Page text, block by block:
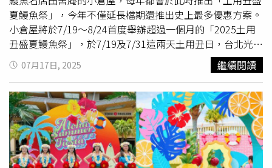
台灣吉豚屋也宣布與即將上映的日本電影《岸邊露伴一動也
不動 懺悔室》攜手合作，凡於8 /1～8/31至全台吉豚屋門市
（桃園機場店除外）不限金額消費，即可獲贈電影早場優惠
券一張，數量有限、贈完為止。
丸」加入了四川辣油、搭配洋蔥沾醬，濃郁滋味十分適合下
酒；「番茄湯和烤起司三明治」則使用酸度較高的番茄打碎
成濃稠熱湯，搭配酥烤過的起司三明治，既可當早午餐也適
合酒後暖胃；若想吃飽一點，不妨嘗試將皮煎得焦脆的「香
煎鱸魚」、使用藍莓波本醬豐富滋味的「帶骨炭烤豬排」，
或美式經典的大份量「18oz.帶骨肋眼」；甜點方面則別錯
過「巨大花生醬巧克力夢幻聖代」，底部層層疊疊的布朗尼
及巧克力餅乾出自SALT&STONE烘焙主廚池宮秀三之手，是
竹北店最多人敲碗回歸的餐點之一。URBAN PARADISE以
「都會饗樂 微醺時光」為概念設計9大餐區。（圖／饗賓集
團提供）另外饗賓集團也推出全新精品餐酒Buffet品牌
具備正統懷石料理功底的日籍料理長郡司行雄親自設計，全
套11道菜以屏東養殖鰻魚貫穿菜單設計，從「鰻魚黃瓜胡麻
拌」開場，到「鰻魚白燒」展現原味純粹，再以蒲燒技法烹
製的「鰻魚
」作結，搭配鯛魚清湯與漬物，味覺節奏層
層堆疊，完成一場極富季節感的日本料理盛宴。套餐每位售
價3,800元，限量供應至9月30日，建議提前預約。HAYASE
日本料理自即日起至9月30日止，推出夏季限定「鰻魚會席
料理」，以鰻魚為主角的會席料理，共11道菜色，套餐餐價
3,800元。（圖／JR東日本大飯店台北提供）中華名廚楊德
興主理 綠竹筍入饌 講究「以食入節」凱華樓中華料理乘著
新北綠竹筍盛產時令，由擁有逾40年資歷的中華料理名廚楊
夏鰻魚祭」，今年不僅延長檔期還推出史上最多優惠方案。
小倉屋將於7/19～8/24首度舉辦超過一個月的「2025土用
丑盛夏鰻魚祭」，於7/19及7/31這兩天土用丑日，台北光復
本店除了推出「鰻蒸竹定食」便當外帶買一送一，還加碼贈
送與知名品牌樂扣樂扣合作推出的聯名商品「Bisfree純淨
保鮮盒」，每日限定100名（僅接受現金結帳、不列入會員
集點）；活動期間，小倉屋2家分店還將舉辦「鰻蒸定食」
及「鰻重定食」內用份量免費升級；台北光復本店也推出樂
扣樂扣會員憑券或於餐廳掃描QRCODE完成指定任務、成為
樂扣樂扣官方帳號好友，即可兌換一份「鰻魚茶碗蒸」。
「鰻重定食」將烤至焦糖色澤的蒲燒鰻魚與米飯結合，可隨
07月17日, 2025 繼續閱讀